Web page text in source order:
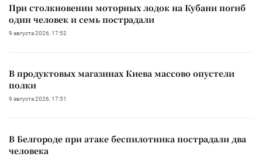
При столкновении моторных лодок на Кубани погиб
один человек и семь пострадали
9 августа 2026, 17:52
В продуктовых магазинах Киева массово опустели
полки
9 августа 2026, 17:51
В Белгороде при атаке беспилотника пострадали два
человека